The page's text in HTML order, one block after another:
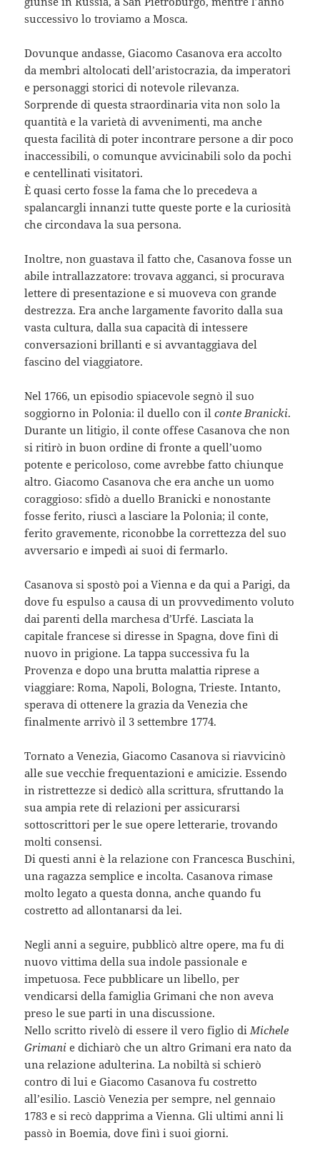
successivo lo troviamo a Mosca.
Dovunque andasse, Giacomo Casanova era accolto
da membri altolocati dell’aristocrazia, da imperatori
e personaggi storici di notevole rilevanza.
Sorprende di questa straordinaria vita non solo la
quantità e la varietà di avvenimenti, ma anche
questa facilità di poter incontrare persone a dir poco
inaccessibili, o comunque avvicinabili solo da pochi
e centellinati visitatori.
È quasi certo fosse la fama che lo precedeva a
spalancargli innanzi tutte queste porte e la curiosità
che circondava la sua persona.
Inoltre, non guastava il fatto che, Casanova fosse un
abile intrallazzatore: trovava agganci, si procurava
lettere di presentazione e si muoveva con grande
destrezza. Era anche largamente favorito dalla sua
vasta cultura, dalla sua capacità di intessere
conversazioni brillanti e si avvantaggiava del
fascino del viaggiatore.
Nel 1766, un episodio spiacevole segnò il suo
soggiorno in Polonia: il duello con ilconte Branicki.
Durante un litigio, il conte offese Casanova che non
si ritirò in buon ordine di fronte a quell’uomo
potente e pericoloso, come avrebbe fatto chiunque
altro. Giacomo Casanova che era anche un uomo
coraggioso: sfidò a duello Branicki e nonostante
fosse ferito, riuscì a lasciare la Polonia; il conte,
ferito gravemente, riconobbe la correttezza del suo
avversario e impedì ai suoi di fermarlo.
Casanova si spostò poi a Vienna e da qui a Parigi, da
dove fu espulso a causa di un provvedimento voluto
dai parenti della marchesa d’Urfé. Lasciata la
capitale francese si diresse in Spagna, dove finì di
nuovo in prigione. La tappa successiva fu la
Provenza e dopo una brutta malattia riprese a
viaggiare: Roma, Napoli, Bologna, Trieste. Intanto,
sperava di ottenere la grazia da Venezia che
finalmente arrivò il 3 settembre 1774.
Tornato a Venezia, Giacomo Casanova si riavvicinò
alle sue vecchie frequentazioni e amicizie. Essendo
in ristrettezze si dedicò alla scrittura, sfruttando la
sua ampia rete di relazioni per assicurarsi
sottoscrittori per le sue opere letterarie, trovando
molti consensi.
Di questi anni è la relazione con Francesca Buschini,
una ragazza semplice e incolta. Casanova rimase
molto legato a questa donna, anche quando fu
costretto ad allontanarsi da lei.
Negli anni a seguire, pubblicò altre opere, ma fu di
nuovo vittima della sua indole passionale e
impetuosa. Fece pubblicare un libello, per
vendicarsi della famiglia Grimani che non aveva
preso le sue parti in una discussione.
Nello scritto rivelò di essere il vero figlio di Michele
Grimani e dichiarò che un altro Grimani era nato da
una relazione adulterina. La nobiltà si schierò
contro di lui e Giacomo Casanova fu costretto
all’esilio. Lasciò Venezia per sempre, nel gennaio
1783 e si recò dapprima a Vienna. Gli ultimi anni li
passò in Boemia, dove finì i suoi giorni.